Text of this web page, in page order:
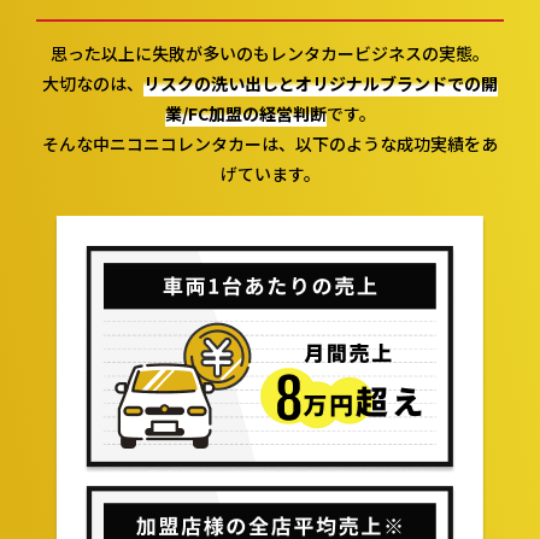
思った以上に失敗が多いのも レンタカービジネスの実態。
大切なのは、 リスクの洗い出しとオリジナルブランドでの開
業/FC加盟の経営判断です。
そんな中ニコニコレンタカーは、 以下のような成功実績をあ
げています。